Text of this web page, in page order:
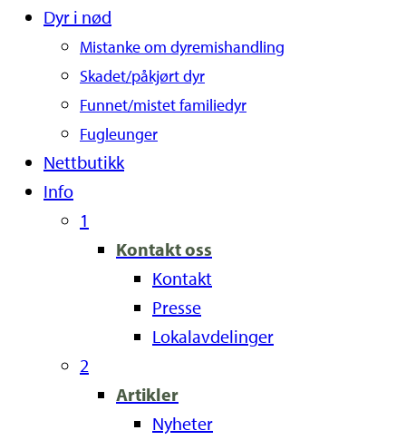
Dyr i nød
Mistanke om dyremishandling
Skadet/påkjørt dyr
Funnet/mistet familiedyr
Fugleunger
Nettbutikk
Info
1
Kontakt oss
Kontakt
Presse
Lokalavdelinger
2
Artikler
Nyheter